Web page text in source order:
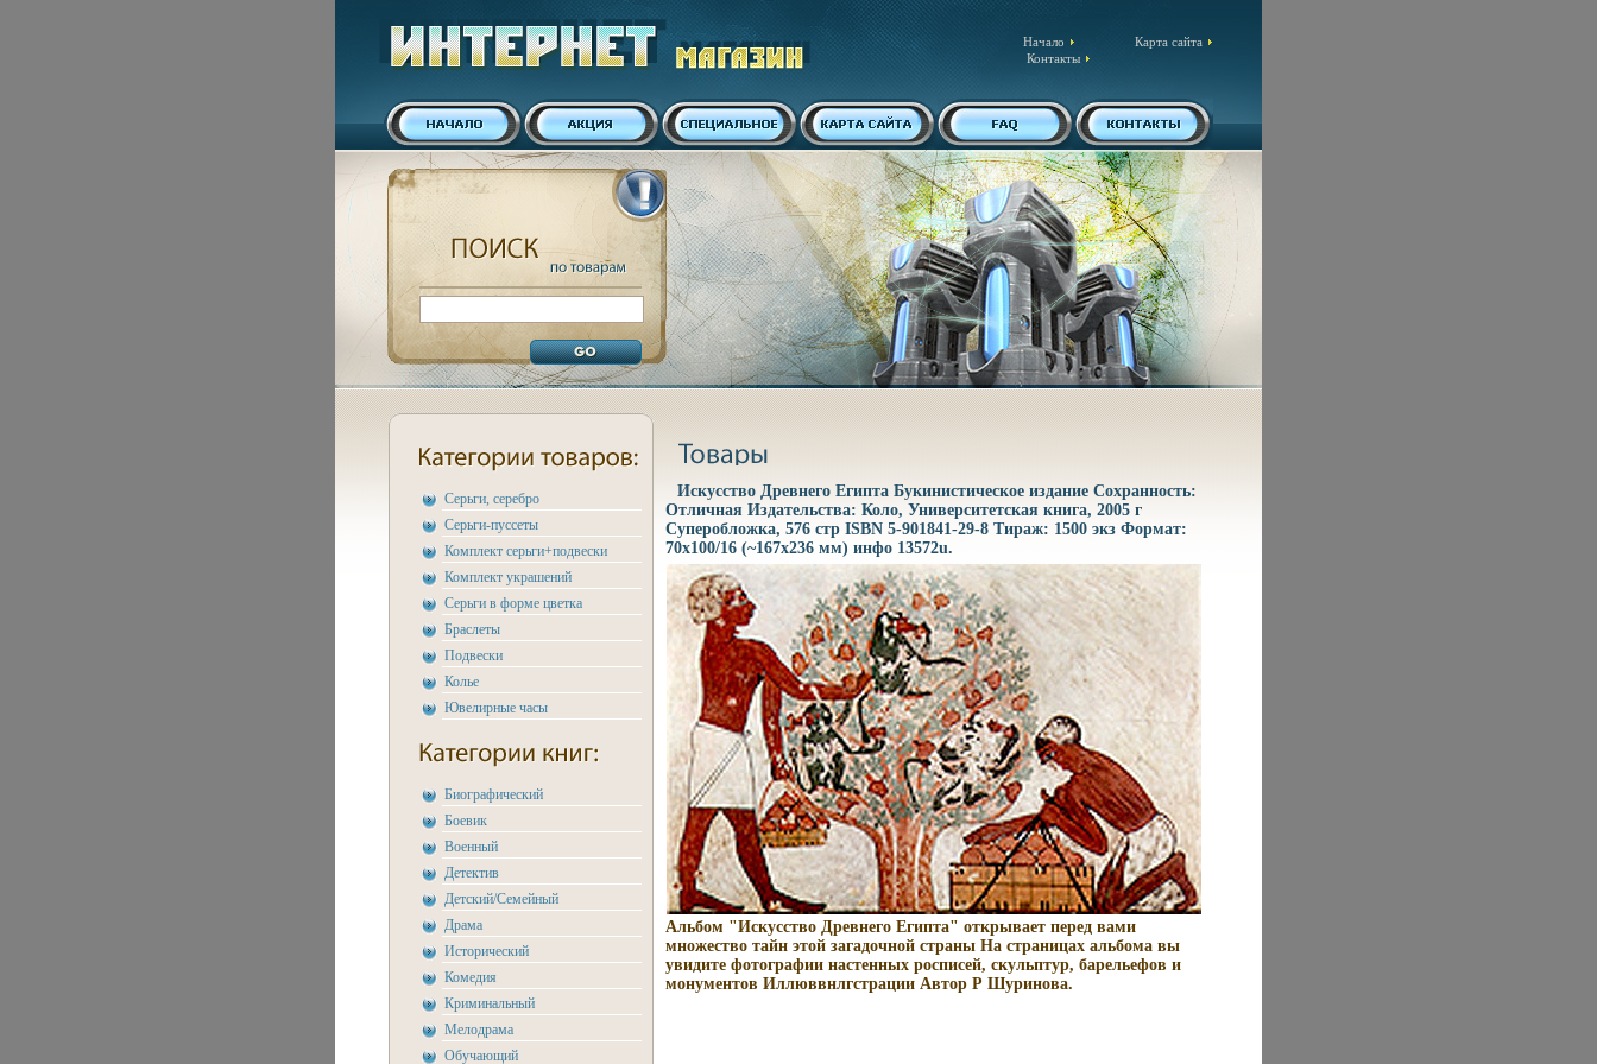
Начало
Карта сайта
Контакты
Серьги, серебро
Серьги-пуссеты
Комплект серьги+подвески
Комплект украшений
Серьги в форме цветка
Браслеты
Подвески
Колье
Ювелирные часы
Биографический
Боевик
Военный
Детектив
Детский/Семейный
Драма
Исторический
Комедия
Криминальный
Мелодрама
Обучающий
Искусство Древнего Египта Букинистическое издание Сохранность:
Отличная Издательства: Коло, Университетская книга, 2005 г
Суперобложка, 576 стр ISBN 5-901841-29-8 Тираж: 1500 экз Формат:
70x100/16 (~167x236 мм) инфо 13572u.
Альбом "Искусство Древнего Египта" открывает перед вами
множество тайн этой загадочной страны На страницах альбома вы
увидите фотографии настенных росписей, скульптур, барельефов и
монументов Иллюввнлгстрации Автор Р Шуринова.